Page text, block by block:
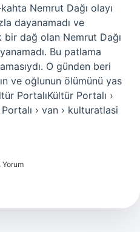
Nemrut Dağı olayı
dayanamadı ve
dağ olan Nemrut Dağı
Bu patlama
O günden beri
ve oğlunun ölümünü yas
PortalıKültür Portalı ›
› van › kulturatlasi
Yorum